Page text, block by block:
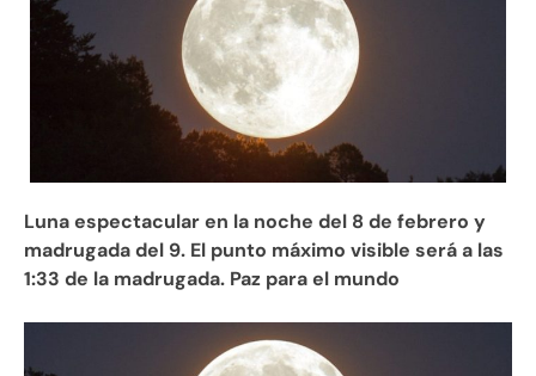
Luna espectacular en la noche del 8 de febrero y
madrugada del 9. El punto máximo visible será a las
1:33 de la madrugada. Paz para el mundo